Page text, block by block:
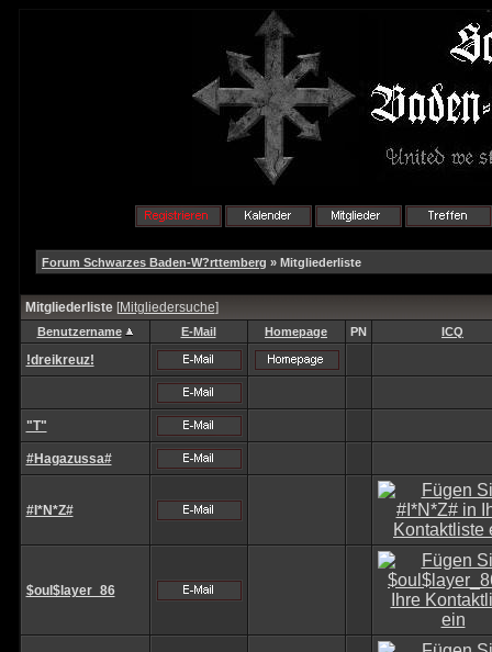
Forum Schwarzes Baden-W?rttemberg » Mitgliederliste
Mitgliederliste[Mitgliedersuche]
Benutzername E-Mail Homepage PN ICQ
!dreikreuz!
"T"
#Hagazussa#
#I*N*Z#
$oul$layer_86